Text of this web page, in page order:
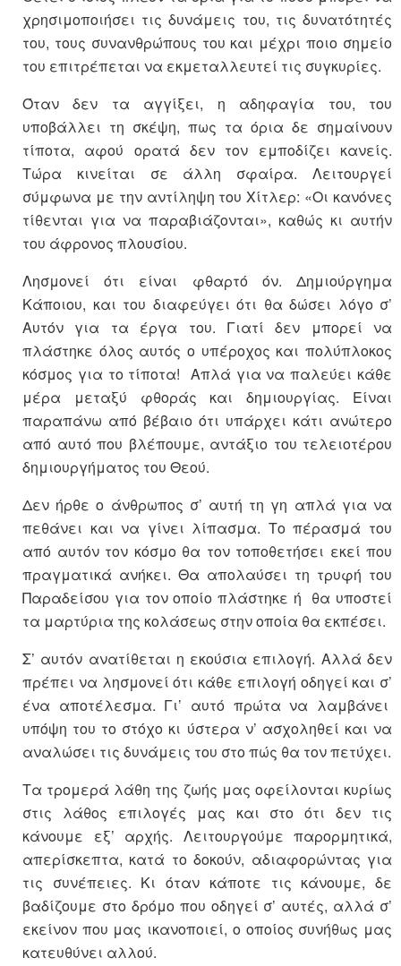
χρησιμοποιήσει τις δυνάμεις του, τις δυνατότητές
του, τους συνανθρώπους του και μέχρι ποιο σημείο
του επιτρέπεται να εκμεταλλευτεί τις συγκυρίες.
Όταν δεν τα αγγίξει, η αδηφαγία του, του
υποβάλλει τη σκέψη, πως τα όρια δε σημαίνουν
τίποτα, αφού ορατά δεν τον εμποδίζει κανείς.
Τώρα κινείται σε άλλη σφαίρα. Λειτουργεί
σύμφωνα με την αντίληψη του Χίτλερ: «Οι κανόνες
τίθενται για να παραβιάζονται», καθώς κι αυτήν
του άφρονος πλουσίου.
Λησμονεί ότι είναι φθαρτό όν. Δημιούργημα
Κάποιου, και του διαφεύγει ότι θα δώσει λόγο σ’
Αυτόν για τα έργα του. Γιατί δεν μπορεί να
πλάστηκε όλος αυτός ο υπέροχος και πολύπλοκος
κόσμος για το τίποτα! Απλά για να παλεύει κάθε
μέρα μεταξύ φθοράς και δημιουργίας. Είναι
παραπάνω από βέβαιο ότι υπάρχει κάτι ανώτερο
από αυτό που βλέπουμε, αντάξιο του τελειοτέρου
δημιουργήματος του Θεού.
Δεν ήρθε ο άνθρωπος σ’ αυτή τη γη απλά για να
πεθάνει και να γίνει λίπασμα. Το πέρασμά του
από αυτόν τον κόσμο θα τον τοποθετήσει εκεί που
πραγματικά ανήκει. Θα απολαύσει τη τρυφή του
Παραδείσου για τον οποίο πλάστηκε ή θα υποστεί
τα μαρτύρια της κολάσεως στην οποία θα εκπέσει.
Σ’ αυτόν ανατίθεται η εκούσια επιλογή. Αλλά δεν
πρέπει να λησμονεί ότι κάθε επιλογή οδηγεί και σ’
ένα αποτέλεσμα. Γι’ αυτό πρώτα να λαμβάνει
υπόψη του το στόχο κι ύστερα ν’ ασχοληθεί και να
αναλώσει τις δυνάμεις του στο πώς θα τον πετύχει.
Τα τρομερά λάθη της ζωής μας οφείλονται κυρίως
στις λάθος επιλογές μας και στο ότι δεν τις
κάνουμε εξ’ αρχής. Λειτουργούμε παρορμητικά,
απερίσκεπτα, κατά το δοκούν, αδιαφορώντας για
τις συνέπειες. Κι όταν κάποτε τις κάνουμε, δε
βαδίζουμε στο δρόμο που οδηγεί σ’ αυτές, αλλά σ’
εκείνον που μας ικανοποιεί, ο οποίος συνήθως μας
κατευθύνει αλλού.